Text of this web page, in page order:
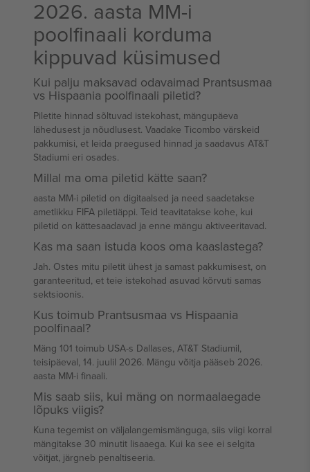
2026. aasta MM-i
poolfinaali korduma
kippuvad küsimused
Kui palju maksavad odavaimad Prantsusmaa
vs Hispaania poolfinaali piletid?
Piletite hinnad sõltuvad istekohast, mängupäeva
lähedusest ja nõudlusest. Vaadake Ticombo värskeid
pakkumisi, et leida praegused hinnad ja saadavus AT&T
Stadiumi eri osades.
Millal ma oma piletid kätte saan?
aasta MM-i piletid on digitaalsed ja need saadetakse
ametlikku FIFA piletiäppi. Teid teavitatakse kohe, kui
piletid on kättesaadavad ja enne mängu aktiveeritavad.
Kas ma saan istuda koos oma kaaslastega?
Jah. Ostes mitu piletit ühest ja samast pakkumisest, on
garanteeritud, et teie istekohad asuvad kõrvuti samas
sektsioonis.
Kus toimub Prantsusmaa vs Hispaania
poolfinaal?
Mäng 101 toimub USA-s Dallases, AT&T Stadiumil,
teisipäeval, 14. juulil 2026. Mängu võitja pääseb 2026.
aasta MM-i finaali.
Mis saab siis, kui mäng on normaalaegade
lõpuks viigis?
Kuna tegemist on väljalangemismänguga, siis viigi korral
mängitakse 30 minutit lisaaega. Kui ka see ei selgita
võitjat, järgneb penaltiseeria.